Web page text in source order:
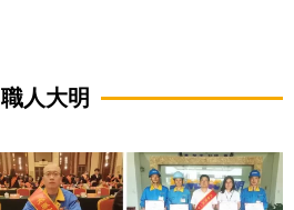
職人大明